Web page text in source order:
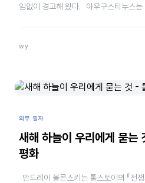
임없이 경고해 왔다. 아우구스티누스는 그의 저서 『고백록』(제10권 33
wy
외부 필자
새해 하늘이 우리에게 묻는
평화
안드레이 볼콘스키는 톨스토이의 『전